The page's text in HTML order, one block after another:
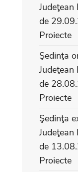
de
Proiecte
Şedinţa
de
Proiecte
Şedinţa
de
Proiecte